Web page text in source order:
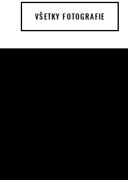
VŠETKY FOTOGRAFIE